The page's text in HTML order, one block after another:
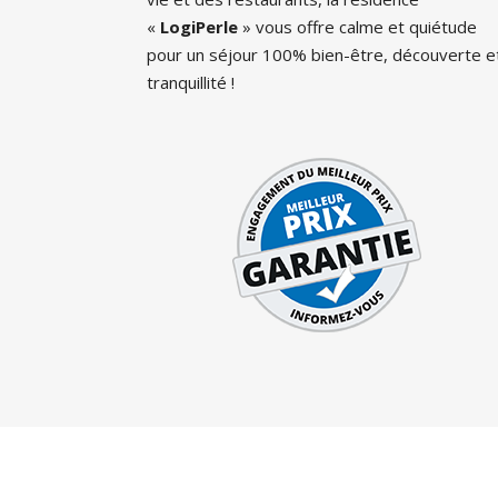
« LogiPerle » vous offre calme et quiétude
pour un séjour 100% bien-être, découverte
tranquillité !